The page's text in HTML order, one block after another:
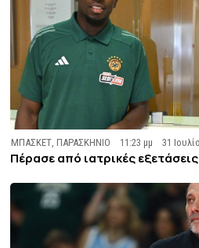
ΜΠΑΣΚΕΤ,ΠΑΡΑΣΚΗΝΙΟ 11:23 μμ 31
Πέρασε από ιατρικές